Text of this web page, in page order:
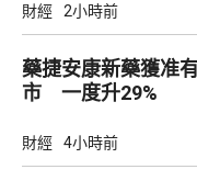
財經 2小時前
藥捷安康新藥獲准
市 一度升29%
財經 4小時前